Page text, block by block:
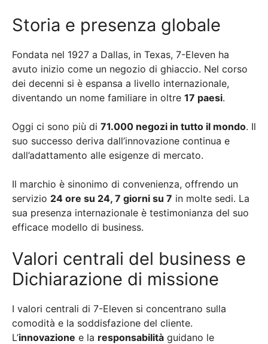
Storia e presenza globale
Fondata nel 1927 a Dallas, in Texas, 7-Eleven ha
avuto inizio come un negozio di ghiaccio. Nel corso
dei decenni si è espansa a livello internazionale,
diventando un nome familiare in oltre 17 paesi.
Oggi ci sono più di 71.000 negozi in tutto il mondo. Il
suo successo deriva dall’innovazione continua e
dall’adattamento alle esigenze di mercato.
Il marchio è sinonimo di convenienza, offrendo un
servizio 24 ore su 24, 7 giorni su 7 in molte sedi. La
sua presenza internazionale è testimonianza del suo
efficace modello di business.
Valori centrali del business e
Dichiarazione di missione
I valori centrali di 7-Eleven si concentrano sulla
comodità e la soddisfazione del cliente.
L’innovazione e la responsabilità guidano le